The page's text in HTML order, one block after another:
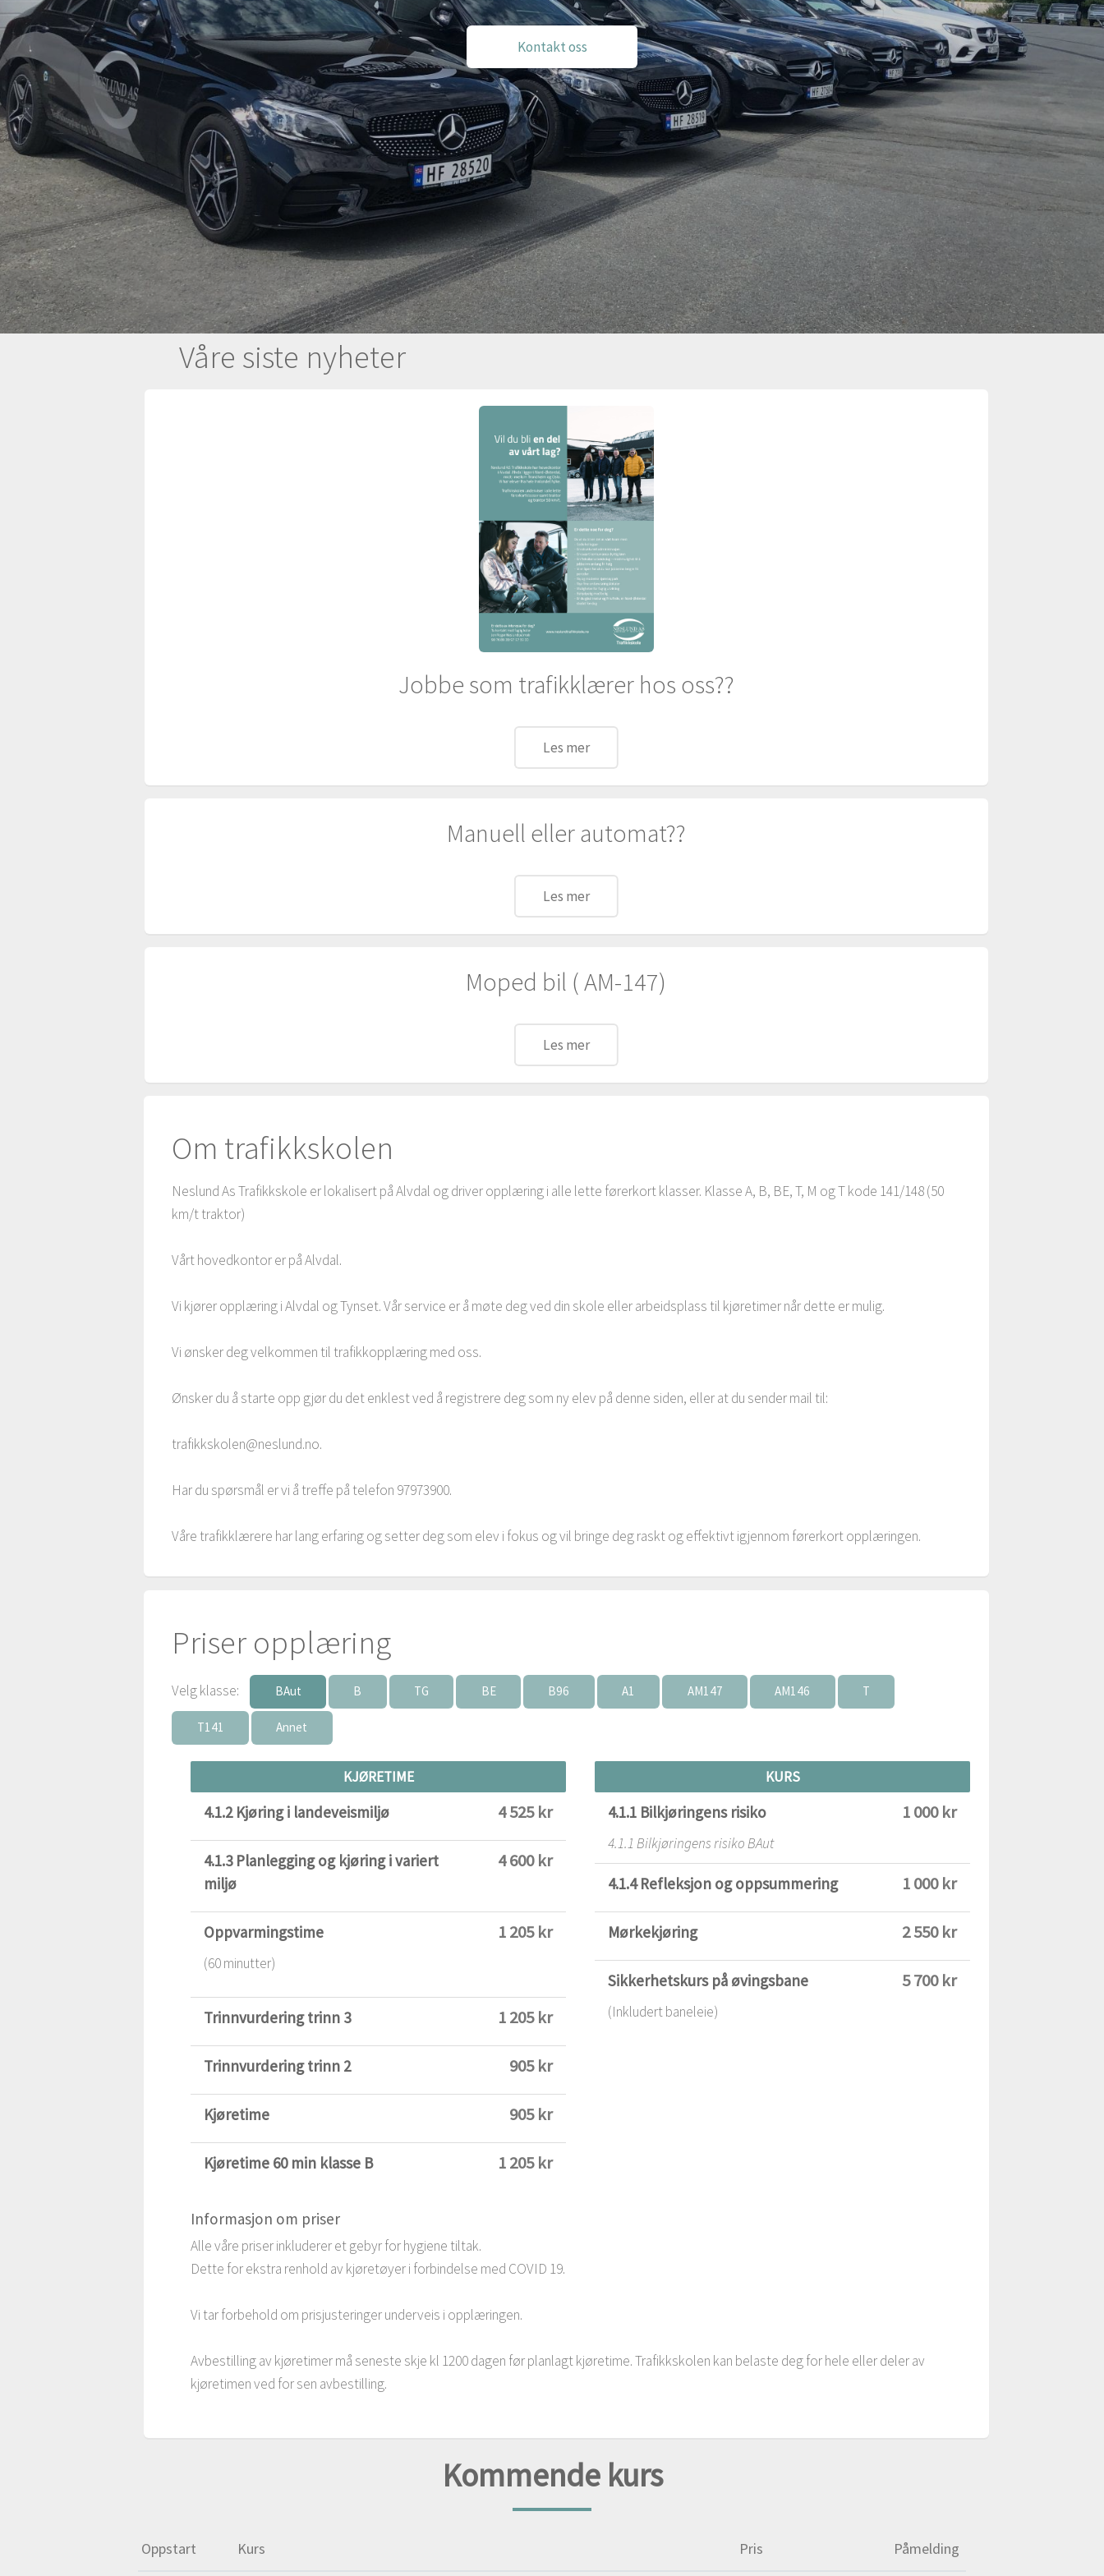
Kontakt oss
Våre siste nyheter
Jobbe som trafikklærer hos oss??
Les mer
Manuell eller automat??
Les mer
Moped bil ( AM-147)
Les mer
Om trafikkskolen
Neslund As Trafikkskole er lokalisert på Alvdal og driver opplæring i alle lette førerkort klasser. Klasse A, B, BE, T, M og T kode 141/148 (50
km/t traktor)
Vårt hovedkontor er på Alvdal.
Vi kjører opplæring i Alvdal og Tynset. Vår service er å møte deg ved din skole eller arbeidsplass til kjøretimer når dette er mulig.
Vi ønsker deg velkommen til trafikkopplæring med oss.
Ønsker du å starte opp gjør du det enklest ved å registrere deg som ny elev på denne siden, eller at du sender mail til:
trafikkskolen@neslund.no.
Har du spørsmål er vi å treffe på telefon 97973900.
Våre trafikklærere har lang erfaring og setter deg som elev i fokus og vil bringe deg raskt og effektivt igjennom førerkort opplæringen.
Priser opplæring
Velg klasse: BAut B TG BE B96 A1 AM147 AM146 T
T141 Annet
KJØRETIME
4.1.2 Kjøring i landeveismiljø 4 525 kr
4.1.3 Planlegging og kjøring i variert
miljø
4 600 kr
Oppvarmingstime
(60 minutter)
1 205 kr
Trinnvurdering trinn 3 1 205 kr
Trinnvurdering trinn 2 905 kr
Kjøretime 905 kr
Kjøretime 60 min klasse B 1 205 kr
KURS
4.1.1 Bilkjøringens risiko
4.1.1 Bilkjøringens risiko BAut
1 000 kr
4.1.4 Refleksjon og oppsummering 1 000 kr
Mørkekjøring 2 550 kr
Sikkerhetskurs på øvingsbane
(Inkludert baneleie)
5 700 kr
Informasjon om priser
Alle våre priser inkluderer et gebyr for hygiene tiltak.
Dette for ekstra renhold av kjøretøyer i forbindelse med COVID 19.
Vi tar forbehold om prisjusteringer underveis i opplæringen.
Avbestilling av kjøretimer må seneste skje kl 1200 dagen før planlagt kjøretime. Trafikkskolen kan belaste deg for hele eller deler av
kjøretimen ved for sen avbestilling.
Kommende kurs
Oppstart Kurs Pris Påmelding